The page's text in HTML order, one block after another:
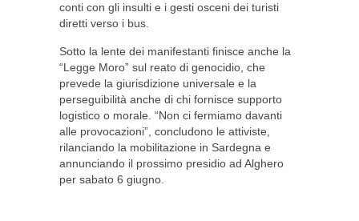
conti con gli insulti e i gesti osceni dei turisti
diretti verso i bus.
Sotto la lente dei manifestanti finisce anche la
“Legge Moro” sul reato di genocidio, che
prevede la giurisdizione universale e la
perseguibilità anche di chi fornisce supporto
logistico o morale. “Non ci fermiamo davanti
alle provocazioni”, concludono le attiviste,
rilanciando la mobilitazione in Sardegna e
annunciando il prossimo presidio ad Alghero
per sabato 6 giugno.